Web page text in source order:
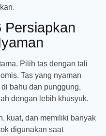
Persiapkan
Pilih tas dengan tali
Tas yang nyaman
bahu dan punggung,
dengan lebih khusyuk.
kuat, dan memiliki banyak
digunakan saat